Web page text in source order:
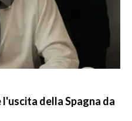
della Spagna da